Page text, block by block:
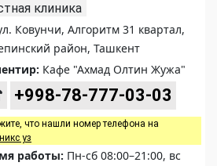
клиника
Ковунчи, Алгоритм 31 квартал,
район, Ташкент
Кафе "Ахмад Олтин Жужа"
+998-78-777-03-03
что нашли номер телефона на
уз
работы: Пн-сб 08:00–21:00, вс